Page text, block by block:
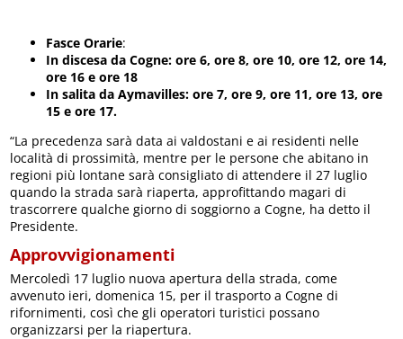
Fasce Orarie:
In discesa da Cogne: ore 6, ore 8, ore 10, ore 12, ore 14,
ore 16 e ore 18
In salita da Aymavilles: ore 7, ore 9, ore 11, ore 13, ore
15 e ore 17.
“La precedenza sarà data ai valdostani e ai residenti nelle
località di prossimità, mentre per le persone che abitano in
regioni più lontane sarà consigliato di attendere il 27 luglio
quando la strada sarà riaperta, approfittando magari di
trascorrere qualche giorno di soggiorno a Cogne, ha detto il
Presidente.
Approvvigionamenti
Mercoledì 17 luglio nuova apertura della strada, come
avvenuto ieri, domenica 15, per il trasporto a Cogne di
rifornimenti, così che gli operatori turistici possano
organizzarsi per la riapertura.